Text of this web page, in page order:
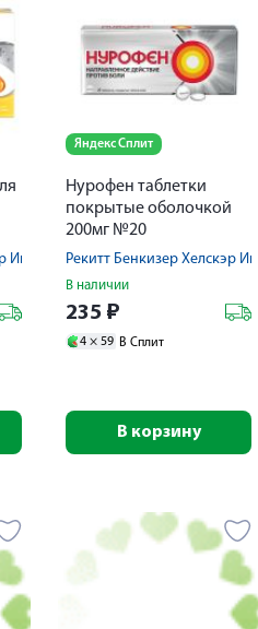
Интернешнл Лтд
Яндекс Сплит
Нурофен таблетки
покрытые оболочкой
200мг №20
Рекитт Бенкизер Хелскэр
В наличии
235 ₽
4 × 59 В Сплит
В корзину